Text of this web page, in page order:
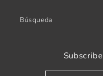
Búsqueda